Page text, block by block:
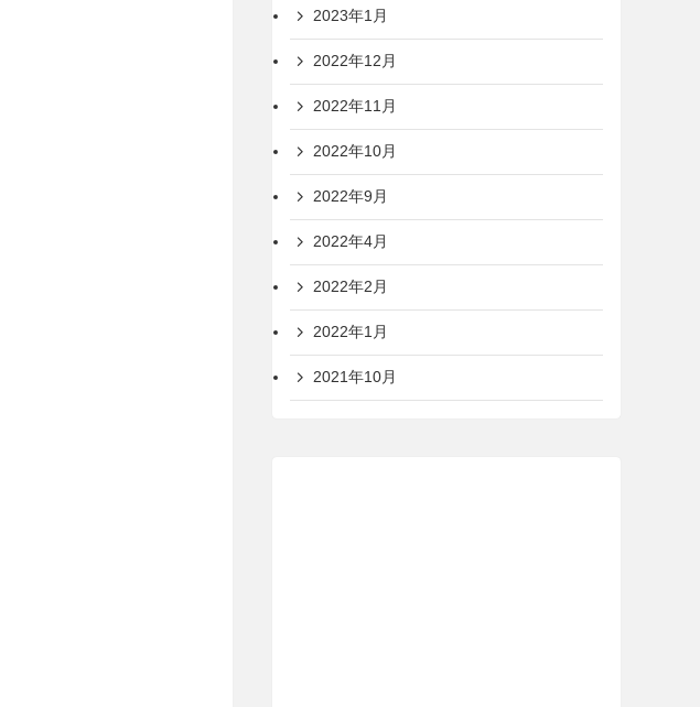
2023年1月
2022年12月
2022年11月
2022年10月
2022年9月
2022年4月
2022年2月
2022年1月
2021年10月